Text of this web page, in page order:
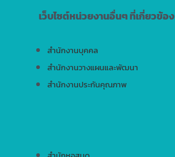
เว็บไซต์หน่วยงานอื่นๆ ที่เกี่ยวข้อง
สำนักงานบุคคล
สำนักงานวางแผนและพัฒนา
สำนักงานประกันคุณภาพ